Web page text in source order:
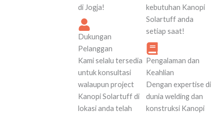
di Jogja!
Dukungan
Pelanggan
Kami selalu tersedia
untuk konsultasi
walaupun project
Kanopi Solartuff di
lokasi anda telah
kebutuhan Kanopi
Solartuff anda
setiap saat!
Pengalaman dan
Keahlian
Dengan expertise di
dunia welding dan
konstruksi Kanopi